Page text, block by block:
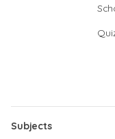
Subjects